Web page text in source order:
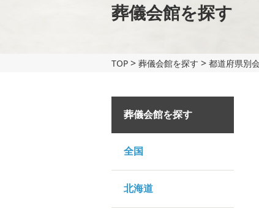
葬儀会館を探す
TOP > 葬儀会館を探す > 都道府県別
葬儀会館を探す
全国
北海道